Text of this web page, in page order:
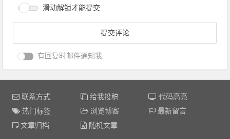
滑动解锁才能提交
有回复时邮件通知我
联系方式 给我投稿
代码高亮
热门标签
浏览博客
最新留言
文章归档
随机文章